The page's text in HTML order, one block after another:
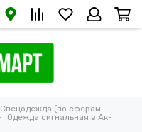
Спецодежда (по сферам
Одежда сигнальная в Ак-